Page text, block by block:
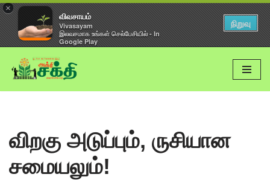
×
விவசாயம்
Vivasayam
இலவசமாக உங்கள் செல்பேசியில் - In
Google Play
நிறுவு
Skip
to
விறகு அடுப்பும், ருசியான
சமையலும்!